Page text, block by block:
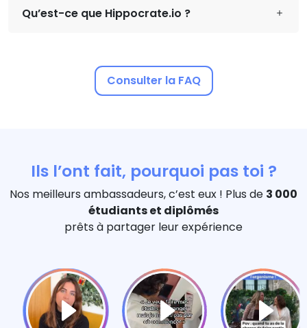
Qu’est-ce que Hippocrate.io ?
Consulter la FAQ
Ils l’ont fait, pourquoi pas toi ?
Nos meilleurs ambassadeurs, c’est eux ! Plus de 3 000
étudiants et diplômés
prêts à partager leur expérience